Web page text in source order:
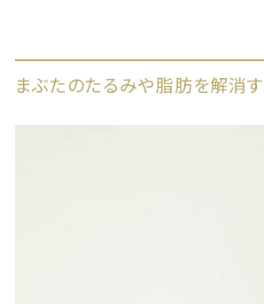
まぶたのたるみや脂肪を解消す